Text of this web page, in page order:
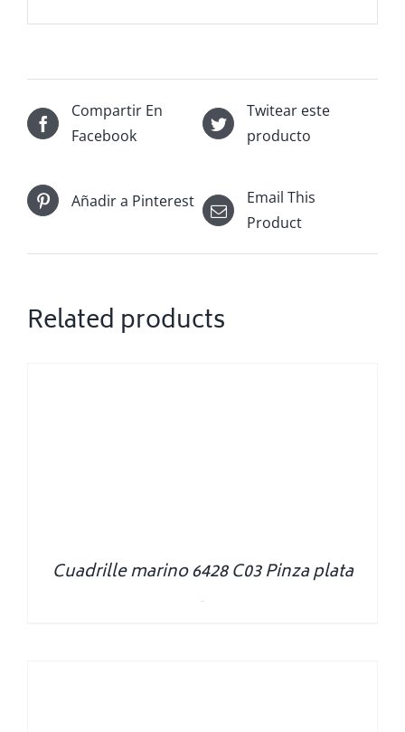
Compartir En
Facebook
Twitear este
producto
Añadir a Pinterest
Email This
Product
Related products
Cuadrille marino 6428 C03 Pinza plata